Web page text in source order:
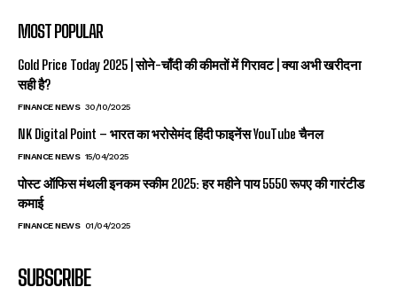
MOST POPULAR
Gold Price Today 2025 | सोने-चाँदी की कीमतों में गिरावट | क्या अभी खरीदना
सही है?
FINANCE NEWS 30/10/2025
NK Digital Point – भारत का भरोसेमंद हिंदी फाइनेंस YouTube चैनल
FINANCE NEWS 15/04/2025
पोस्ट ऑफिस मंथली इनकम स्कीम 2025: हर महीने पाय 5550 रूपए की गारंटीड
कमाई
FINANCE NEWS 01/04/2025
SUBSCRIBE